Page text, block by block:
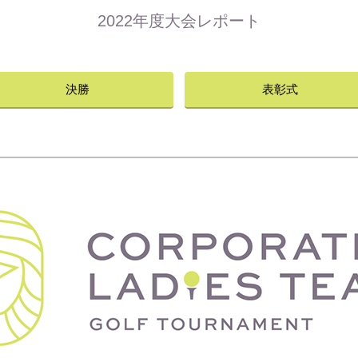
2022年度大会レポート
決勝 表彰式